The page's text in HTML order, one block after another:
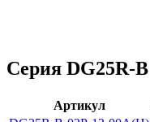
Серия DG25R-B
Артикул